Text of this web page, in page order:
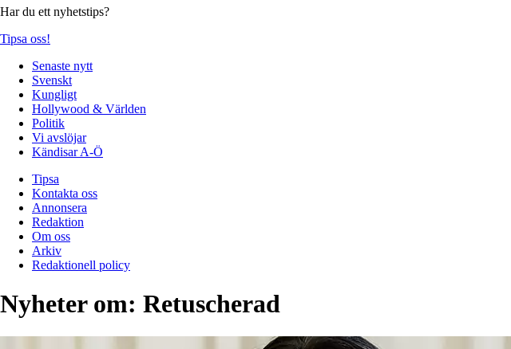
Har du ett nyhetstips?
Tipsa oss!
Senaste nytt
Svenskt
Kungligt
Hollywood & Världen
Politik
Vi avslöjar
Kändisar A-Ö
Tipsa
Kontakta oss
Annonsera
Redaktion
Om oss
Arkiv
Redaktionell policy
Nyheter om: Retuscherad